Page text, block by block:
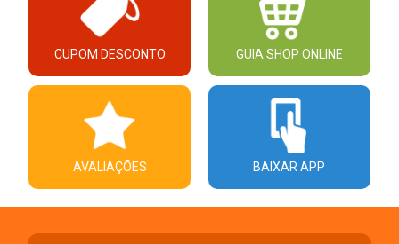
CUPOM DESCONTO GUIA SHOP ONLINE
AVALIAÇÕES BAIXAR APP